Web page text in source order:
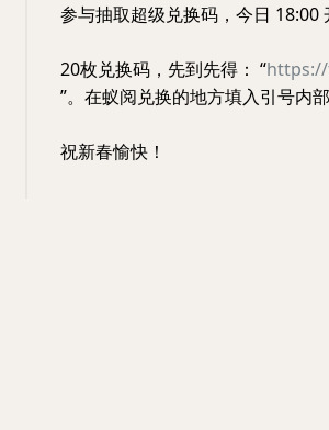
参与抽取超级兑换码，今日 18:00
20枚兑换码，先到先得： “
”。在蚁阅兑换的地方填入引号内部
祝新春愉快！